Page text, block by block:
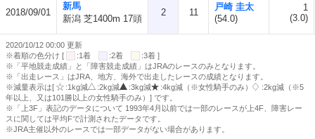
2018/09/01
新馬
新潟 芝1400m 17頭
2 11
戸崎 圭太
(54.0)
1
(3.0)
2020/10/12 00:00 更新
※着順の色分け [
:1着 :2着
:3着 ]
※「平地競走成績」と「障害競走成績」はJRAのレースのみとなります。
※「出走レース」はJRA、地方、海外で出走したレースの成績となります。
※減量表示は[
:1kg減 :2kg減 :3kg減 :4kg減（※女性騎手のみ）
:2kg減（※5
年以上、又は101勝以上の女性騎手のみ）] です。
※「上3F」表記のデータについて 1993年4月以前では一部のレースが上4F、障害レー
スに関しては平均Fで計測されたデータです。
※JRA主催以外のレースでは一部データがない場合があります。